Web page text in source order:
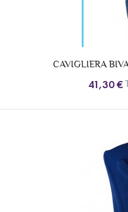
CAVIGLIERA
41,30 €